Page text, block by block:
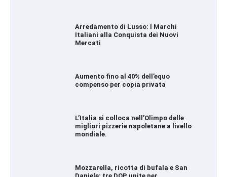
Arredamento di Lusso: I Marchi
Italiani alla Conquista dei Nuovi
Mercati
Aumento fino al 40% dell’equo
compenso per copia privata
L’Italia si colloca nell’Olimpo delle
migliori pizzerie napoletane a livello
mondiale.
Mozzarella, ricotta di bufala e San